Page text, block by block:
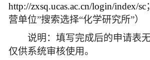
http://zxsq.ucas.ac.cn/login/index/sc
营单位”搜索选择“化学研究所”）
说明：填写完成后的申请表无
仅供系统审核使用。